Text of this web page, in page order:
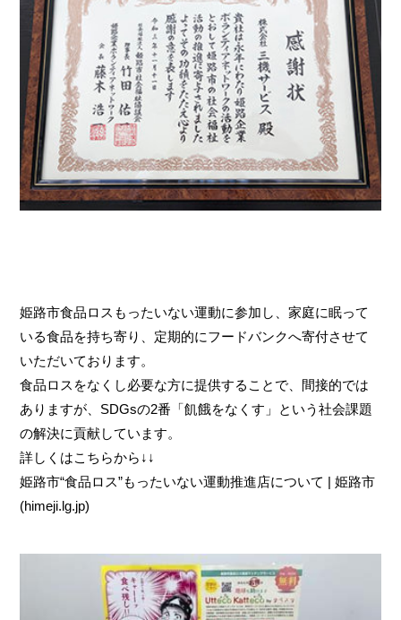
姫路市食品ロスもったいない運動に参加し、家庭に眠って
いる食品を持ち寄り、定期的にフードバンクへ寄付させて
いただいております。
食品ロスをなくし必要な方に提供することで、間接的では
ありますが、SDGsの2番「飢餓をなくす」という社会課題
の解決に貢献しています。
詳しくはこちらから↓↓
姫路市“食品ロス”もったいない運動推進店について | 姫路市
(himeji.lg.jp)